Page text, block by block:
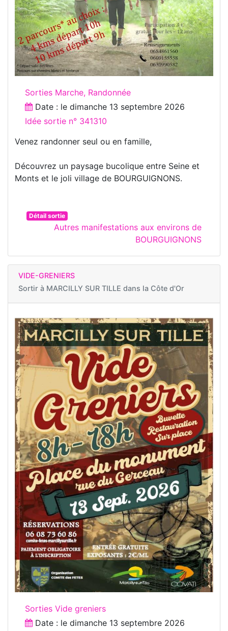
Sorties Marche, Randonnée
Date : le dimanche 13 septembre 2026
Idée sortie n° 341310
Venez randonner seul ou en famille,
Découvrez un paysage bucolique entre Seine et
Monts et le joli village de BOURGUIGNONS.
Détail sortie
Autres manifestations aux environs de
BOURGUIGNONS
VIDE-GRENIERS
Sortir à MARCILLY SUR TILLE dans la Côte d'Or
Sorties Vide greniers
Date : le dimanche 13 septembre 2026